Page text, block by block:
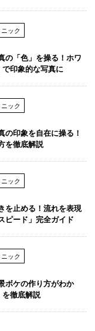
ック
の「色」を操る！ホワ
印象的な写真に
ック
の印象を自在に操る！
を徹底解説
ック
を止める！流れを表現
ピード」完全ガイド
ック
ボケの作り方がわか
徹底解説